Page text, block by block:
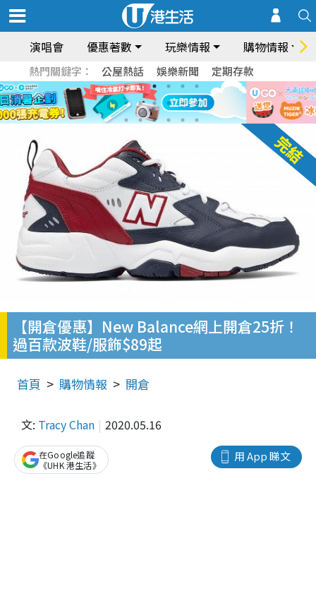
演唱會 優惠著數 玩樂情報 購物情報
熱門關鍵字： 公屋熱話 娛樂新聞 定期存款
【開倉優惠】New Balance網上開倉25折！
過百款波鞋/服飾$89起
首頁 購物情報 開倉
文: Tracy Chan 2020.05.16
用 App 睇文
在Google追蹤
《UHK 港生活》